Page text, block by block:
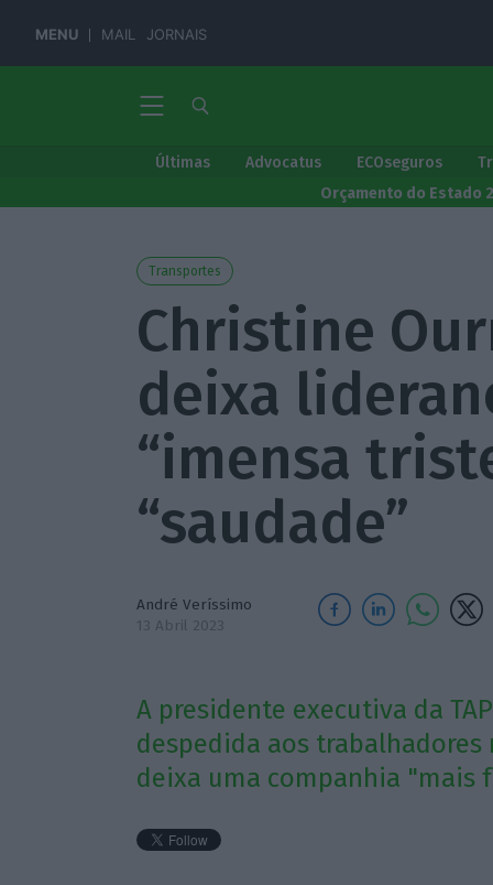
MENU MAIL JORNAIS
Últimas Advocatus ECOseguros
Orçamento do Estado
Transportes
Christine
deixa
“imensa
“saudade”
André Veríssimo
13 Abril 2023
A presidente executiva da
despedida aos
deixa uma companhia "mais